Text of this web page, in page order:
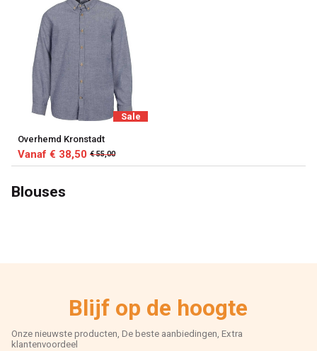
Sale
Overhemd Kronstadt
Vanaf € 38,50 € 55,00
Blouses
Blijf op de hoogte
Onze nieuwste producten, De beste aanbiedingen, Extra
klantenvoordeel